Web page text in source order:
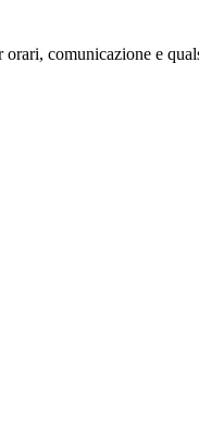
comunicazione e